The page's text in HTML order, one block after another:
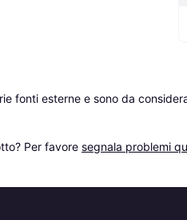
fonti esterne e sono da
Per favore segnala problemi